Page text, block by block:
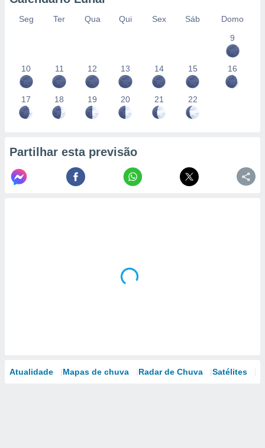
Seg Ter Qua Qui Sex Sáb
Domo
9
10 11 12 13 14 15 16
17 18 19 20 21 22
Partilhar esta previsão
Atualidade Mapas de chuva Radar de Chuva Satélites